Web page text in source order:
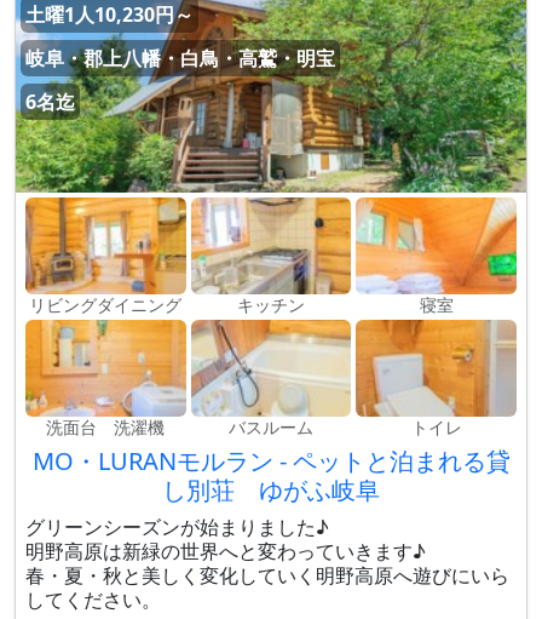
土曜1人10,230円～
岐阜・郡上八幡・白鳥・高鷲・明宝
6名迄
リビングダイニング キッチン 寝室
洗面台 洗濯機 バスルーム トイレ
MO・LURANモルラン - ペットと泊まれる貸
し別荘 ゆがふ岐阜
グリーンシーズンが始まりました♪
明野高原は新緑の世界へと変わっていきます♪
春・夏・秋と美しく変化していく明野高原へ遊びにいら
してください。